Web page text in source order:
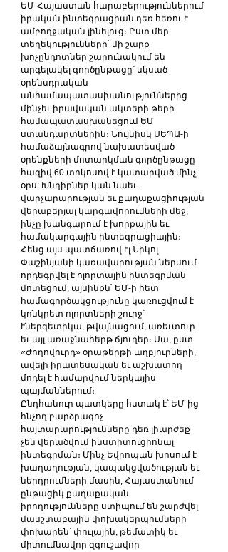
ԵՄ-Հայաստան հարաբերություններում
իրական ինտեգրացիան դեռ հեռու է
ամբողջական լինելուց։ Ըստ մեր
տեղեկությունների՝ մի շարք
խոչընդոտներ շարունակում են
արգելակել գործընթացը՝ սկսած
օրենսդրական
անհամապատասխանություններից
մինչեւ իրավական ակտերի թերի
համապատասխանեցում ԵՄ
ստանդարտներին։ Նույնիսկ ՍԵՊԱ-ի
համաձայնագրով նախատեսված
օրենքների մոտարկման գործընթացը
հազիվ 60 տոկոսով է կատարված մինչ
օրս: Խնդիրներ կան նաեւ
վարչարարության եւ քաղաքացիության
վերաբերյալ կարգավորումների մեջ,
ինչը խանգարում է խորքային եւ
համակարգային ինտեգրացիային։
Հենց այս պատճառով էլ Նիկոլ
Փաշինյանի կառավարության ներսում
որդեգրվել է ոլորտային ինտեգրման
մոտեցում, այսինքն՝ ԵՄ-ի հետ
համագործակցությունը կառուցվում է
կոնկրետ ոլորտների շուրջ՝
էներգետիկա, թվայնացում, առեւտուր
եւ այլ առաջնահերթ ճյուղեր։ Սա, ըստ
«Ժողովուրդ» օրաթերթի աղբյուրների,
ավելի իրատեսական եւ աշխատող
մոդել է համարվում ներկայիս
պայմաններում։
Ընդհանուր պատկերը հստակ է՝ ԵՄ-ից
հնչող բարձրագոչ
հայտարարությունները դեռ լիարժեք
չեն վերածվում ինստիտուցիոնալ
ինտեգրման։ Մինչ Եվրոպան խոսում է
խաղաղության, կապակցվածության եւ
ներդրումների մասին, Հայաստանում
ընթացիկ քաղաքական
իրողությունները ստիպում են շարժվել
մասշտաբային փոխակերպումների
փոխարեն՝ փուլային, թեմատիկ եւ
միտումնավոր զգուշավոր